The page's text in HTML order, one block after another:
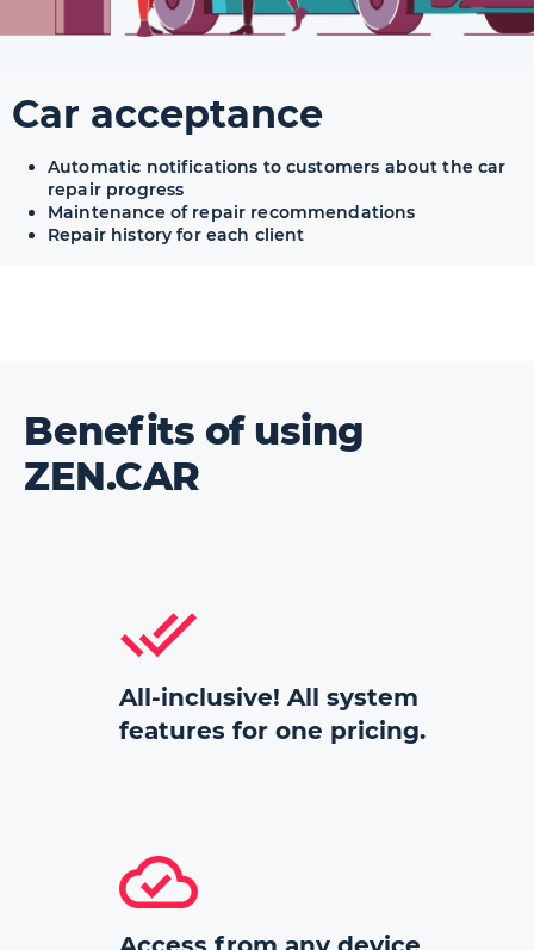
Car acceptance
Automatic notifications to customers about the car
repair progress
Maintenance of repair recommendations
Repair history for each client
Benefits of using
ZEN.CAR
All-inclusive! All system
features for one pricing.